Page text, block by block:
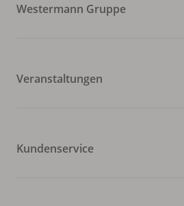
Westermann Gruppe
Veranstaltungen
Kundenservice